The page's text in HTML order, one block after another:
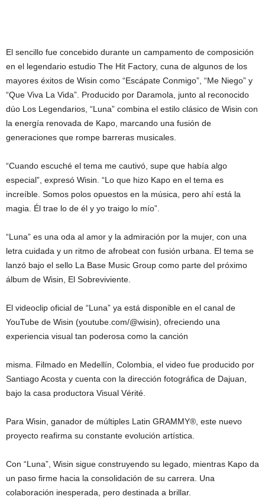
El sencillo fue concebido durante un campamento de composición
en el legendario estudio The Hit Factory, cuna de algunos de los
mayores éxitos de Wisin como “Escápate Conmigo”, “Me Niego” y
“Que Viva La Vida”. Producido por Daramola, junto al reconocido
dúo Los Legendarios, “Luna” combina el estilo clásico de Wisin con
la energía renovada de Kapo, marcando una fusión de
generaciones que rompe barreras musicales.
“Cuando escuché el tema me cautivó, supe que había algo
especial”, expresó Wisin. “Lo que hizo Kapo en el tema es
increíble. Somos polos opuestos en la música, pero ahí está la
magia. Él trae lo de él y yo traigo lo mío”.
“Luna” es una oda al amor y la admiración por la mujer, con una
letra cuidada y un ritmo de afrobeat con fusión urbana. El tema se
lanzó bajo el sello La Base Music Group como parte del próximo
álbum de Wisin, El Sobreviviente.
El videoclip oficial de “Luna” ya está disponible en el canal de
YouTube de Wisin (youtube.com/@wisin), ofreciendo una
experiencia visual tan poderosa como la canción
misma. Filmado en Medellín, Colombia, el video fue producido por
Santiago Acosta y cuenta con la dirección fotográfica de Dajuan,
bajo la casa productora Visual Vérité.
Para Wisin, ganador de múltiples Latin GRAMMY®, este nuevo
proyecto reafirma su constante evolución artística.
Con “Luna”, Wisin sigue construyendo su legado, mientras Kapo da
un paso firme hacia la consolidación de su carrera. Una
colaboración inesperada, pero destinada a brillar.